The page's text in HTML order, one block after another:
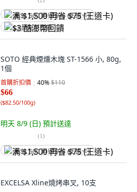
满 $1,500 再省 $75 (王道卡)
$3 酷澎幣回饋
SOTO 經典煙燻木塊 ST-1566 小, 80g,
1個
首購折扣價 40%$110
$66
($82.50/100g)
明天 8/9 (日) 預計送達
(1)
满 $1,500 再省 $75 (王道卡)
EXCELSA Xline燒烤串叉, 10支